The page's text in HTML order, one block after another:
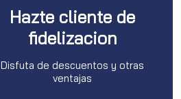
Hazte cliente de
fidelizacion
Disfuta de descuentos y otras
ventajas